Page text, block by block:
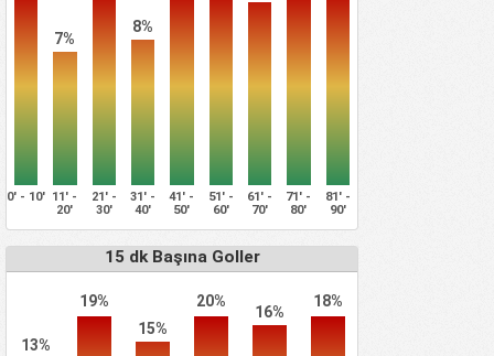
7%
8%
0' - 10' 11' -
20'
21' -
30'
31' -
40'
41' -
50'
51' -
60'
61' -
70'
71' -
80'
81' -
90'
15 dk Başına Goller
13%
19%
15%
20%
16%
18%